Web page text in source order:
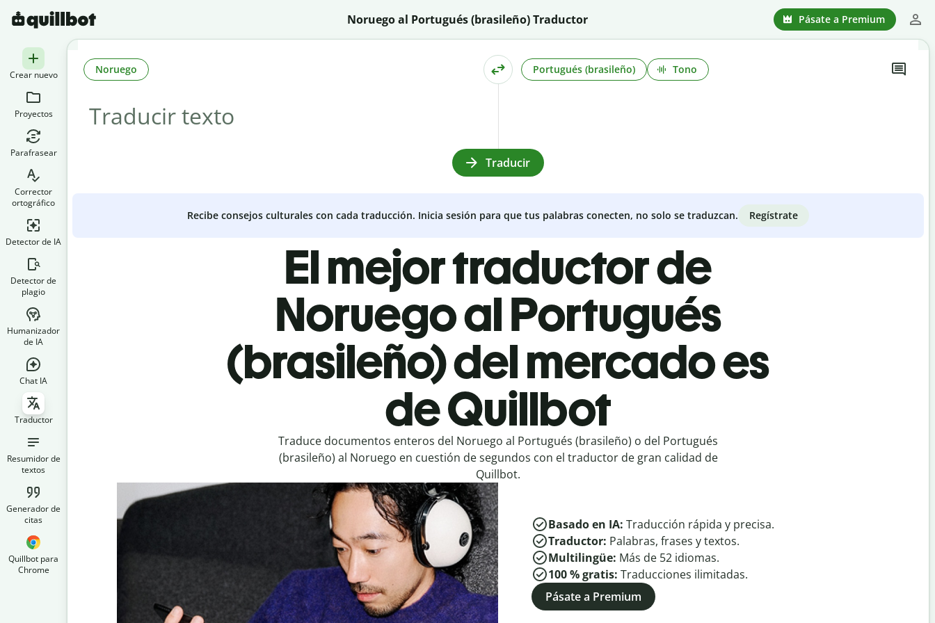
Noruego al Portugués (brasileño) Traductor Pásate a Premium
Crear nuevo
Proyectos
Parafrasear
Corrector
ortográfico
Detector de IA
Detector de
plagio
Humanizador
de IA
Chat IA
Traductor
Resumidor de
textos
Generador de
citas
Quillbot para
Chrome
Noruego Portugués (brasileño) Tono
Traducir
Recibe consejos culturales con cada traducción. Inicia sesión para que tus palabras conecten, no solo se traduzcan. Regístrate
El mejor traductor de
Noruego al Portugués
(brasileño) del mercado es
de Quillbot
Traduce documentos enteros del Noruego al Portugués (brasileño) o del Portugués
(brasileño) al Noruego en cuestión de segundos con el traductor de gran calidad de
Quillbot.
Basado en IA: Traducción rápida y precisa.
Traductor: Palabras, frases y textos.
Multilingüe: Más de 52 idiomas.
100 % gratis: Traducciones ilimitadas.
Pásate a Premium